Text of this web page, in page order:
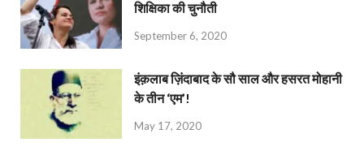
शिक्षिका की चुनौती
September 6, 2020
इंक़लाब ज़िंदाबाद के सौ साल और हसरत मोहानी
के तीन ‘एम’!
May 17, 2020